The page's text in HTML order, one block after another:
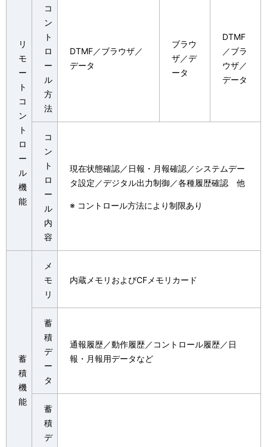
リ
モ
ー
ト
コ
ン
ト
ロ
ー
ル
機
能
コ
ン
ト
ロ
ー
ル
方
法
DTMF／ブラウザ／
データ
ブラウ
ザ／デ
ータ
DTMF
／ブラ
ウザ／
データ
コ
ン
ト
ロ
ー
ル
内
容
現在状態確認／日報・月報確認／システムデー
タ設定／デジタル出力制御／各種履歴確認 他
※ コントロール方法により制限あり
蓄
積
機
能
メ
モ
リ
内蔵メモリおよびCFメモリカード
蓄
積
デ
ー
タ
通報履歴／動作履歴／コントロール履歴／日
報・月報用データなど
蓄
積
デ